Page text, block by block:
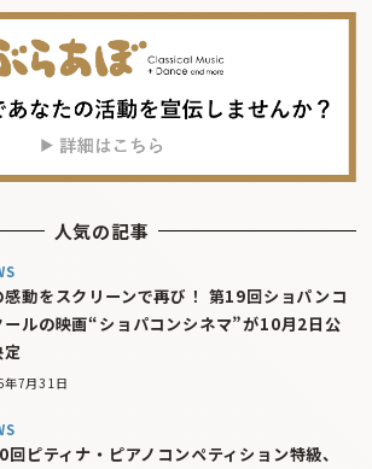
人気の記事
感動をスクリーンで再び！ 第19回ショパンコ
ールの映画“ショパコンシネマ”が10月2日公
定
7月31日
回ピティナ・ピアノコンペティション特級、